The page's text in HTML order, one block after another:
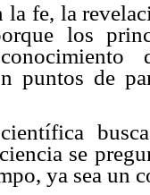
la fe, la
los
puntos de
se
ya sea un